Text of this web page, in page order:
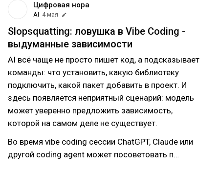
Цифровая нора
AI 4 мая
Slopsquatting: ловушка в Vibe Coding -
выдуманные зависимости
AI всё чаще не просто пишет код, а подсказывает
команды: что установить, какую библиотеку
подключить, какой пакет добавить в проект. И
здесь появляется неприятный сценарий: модель
может уверенно предложить зависимость,
которой на самом деле не существует.
Во время vibe coding сессии ChatGPT, Claude или
другой coding agent может посоветовать п…